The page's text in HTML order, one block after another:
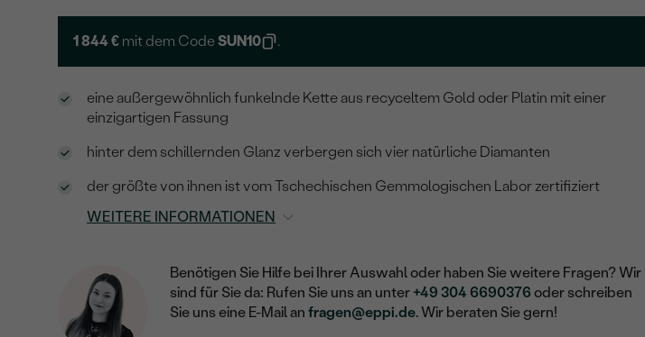
1 844 € mit dem CodeSUN10 .
eine außergewöhnlich funkelnde Kette aus recyceltem Gold oder Platin mit einer
einzigartigen Fassung
hinter dem schillernden Glanz verbergen sich vier natürliche Diamanten
der größte von ihnen ist vom Tschechischen Gemmologischen Labor zertifiziert
WEITERE INFORMATIONEN
Benötigen Sie Hilfe bei Ihrer Auswahl oder haben Sie weitere Fragen? Wir
sind für Sie da: Rufen Sie uns an unter +49 304 6690376 oder schreiben
Sie uns eine E-Mail anfragen@eppi.de. Wir beraten Sie gern!